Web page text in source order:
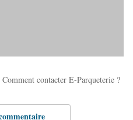
Comment contacter E-Parqueterie ?